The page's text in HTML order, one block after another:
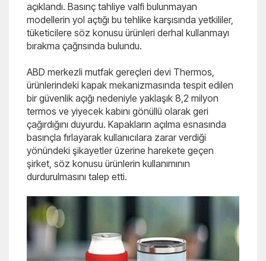
açıklandı. Basınç tahliye valfi bulunmayan
modellerin yol açtığı bu tehlike karşısında yetkililer,
tüketicilere söz konusu ürünleri derhal kullanmayı
bırakma çağrısında bulundu.
ABD merkezli mutfak gereçleri devi Thermos,
ürünlerindeki kapak mekanizmasında tespit edilen
bir güvenlik açığı nedeniyle yaklaşık 8,2 milyon
termos ve yiyecek kabını gönüllü olarak geri
çağırdığını duyurdu. Kapakların açılma esnasında
basınçla fırlayarak kullanıcılara zarar verdiği
yönündeki şikayetler üzerine harekete geçen
şirket, söz konusu ürünlerin kullanımının
durdurulmasını talep etti.